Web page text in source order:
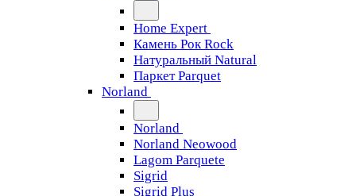
Home Expert
Камень Рок Rock
Натуральный Natural
Паркет Parquet
Norland
Norland
Norland Neowood
Lagom Parquete
Sigrid
Sigrid Plus